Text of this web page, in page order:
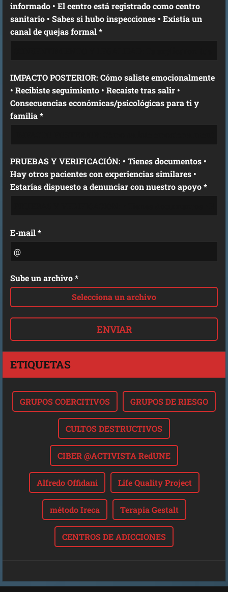
informado • El centro está registrado como centro
sanitario • Sabes si hubo inspecciones • Existía un
canal de quejas formal *
IMPACTO POSTERIOR: Cómo saliste emocionalmente
• Recibiste seguimiento • Recaíste tras salir •
Consecuencias económicas/psicológicas para ti y
familia *
PRUEBAS Y VERIFICACIÓN: • Tienes documentos •
Hay otros pacientes con experiencias similares •
Estarías dispuesto a denunciar con nuestro apoyo *
E-mail *
Sube un archivo *
Selecciona un archivo
ETIQUETAS
GRUPOS COERCITIVOS GRUPOS DE RIESGO
CULTOS DESTRUCTIVOS
CIBER @ACTIVISTA RedUNE
Alfredo Offidani Life Quality Project
método Ireca Terapia Gestalt
CENTROS DE ADICCIONES